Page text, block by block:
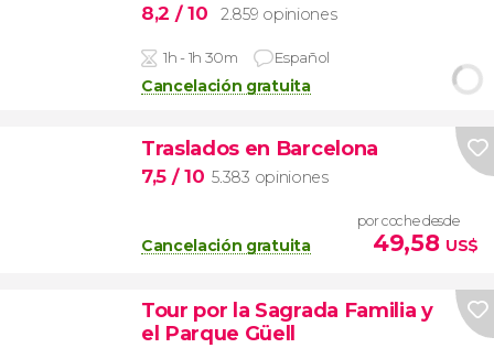
8,2 / 10 2.859 opiniones
1h - 1h 30m Español
Cancelación gratuita
Traslados en Barcelona
7,5 / 10 5.383 opiniones
Cancelación gratuita
por coche desde
49,58 US$
Tour por la Sagrada Familia y
el Parque Güell